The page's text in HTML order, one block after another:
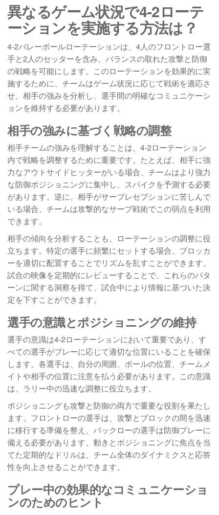
異なるゲーム状況で4-2ローテ
ーションを実施する方法は？
4-2バレーボールローテーションは、4人のフロントロー選
手と2人のセッターを含み、バランスの取れた攻撃と防御
の戦略を可能にします。このローテーションを効果的に実
施するために、チームはゲーム状況に応じて戦術を適応さ
せ、相手の強みを分析し、選手間の明確なコミュニケーシ
ョンを維持する必要があります。
相手の強みに基づく戦略の調整
相手チームの強みを理解することは、4-2ローテーション
内で戦略を調整するために重要です。たとえば、相手に強
力なアウトサイドヒッターがいる場合、チームはより強力
な防御ポジショニングに集中し、スパイクを予測する必要
があります。逆に、相手がサーブレセプションに苦しんで
いる場合、チームは攻撃的なサーブ戦術でこの弱点を利用
できます。
相手の傾向を分析することも、ローテーションの調整に役
立ちます。特定の選手に頻繁にセットする場合、ブロッカ
ーを適切に配置することでリズムを乱すことができます。
試合の映像を定期的にレビューすることで、これらのパタ
ーンに関する洞察を得て、試合中により情報に基づいた決
定を下すことができます。
選手の意識とポジショニングの維持
選手の意識は4-2ローテーションにおいて重要であり、す
べての選手がプレーに応じて適切な位置にいることを確保
します。各選手は、自分の周囲、ボールの位置、チームメ
イトや相手の位置に注意を払う必要があります。この意識
は、ラリー中の迅速な調整に役立ちます。
ポジショニングも攻撃と防御の両方で重要な役割を果たし
ます。フロントローの選手は、攻撃とブロックの間を迅速
に移行する準備を整え、バックローの選手は防御プレーに
備える必要があります。動きとポジショニングに焦点を当
てた定期的なドリルは、チーム全体のダイナミクスと応答
性を向上させることができます。
プレー中の効果的なコミュニケーショ
ンのためのヒント